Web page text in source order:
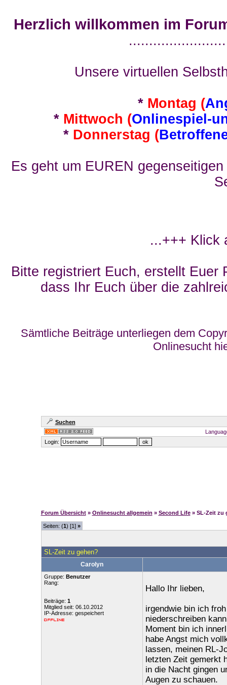
Herzlich willkommen im
Unsere virtuellen
* Montag (
* Mittwoch (Onlinespiel-
* Donnerstag (
Es geht um EUREN
...+++ Klick
Bitte registriert Euch, erstellt Euer
dass Ihr Euch über die
Sämtliche Beiträge unterliegen dem
Onlinesucht
Suchen
Login:
Forum Übersicht » Onlinesucht allgemein » Second Life » SL-Zeit zu
Seiten: (1) [1] »
SL-Zeit zu gehen?
Carolyn
Gruppe: Benutzer
Rang:
Beiträge: 1
Mitglied seit: 06.10.2012
IP-Adresse: gespeichert
Hallo Ihr lieben,
irgendwie bin ich
niederschreiben
Moment bin ich
habe Angst mich
lassen, meinen RL-
letzten Zeit gemerkt
in die Nacht gingen
Augen zu schauen.